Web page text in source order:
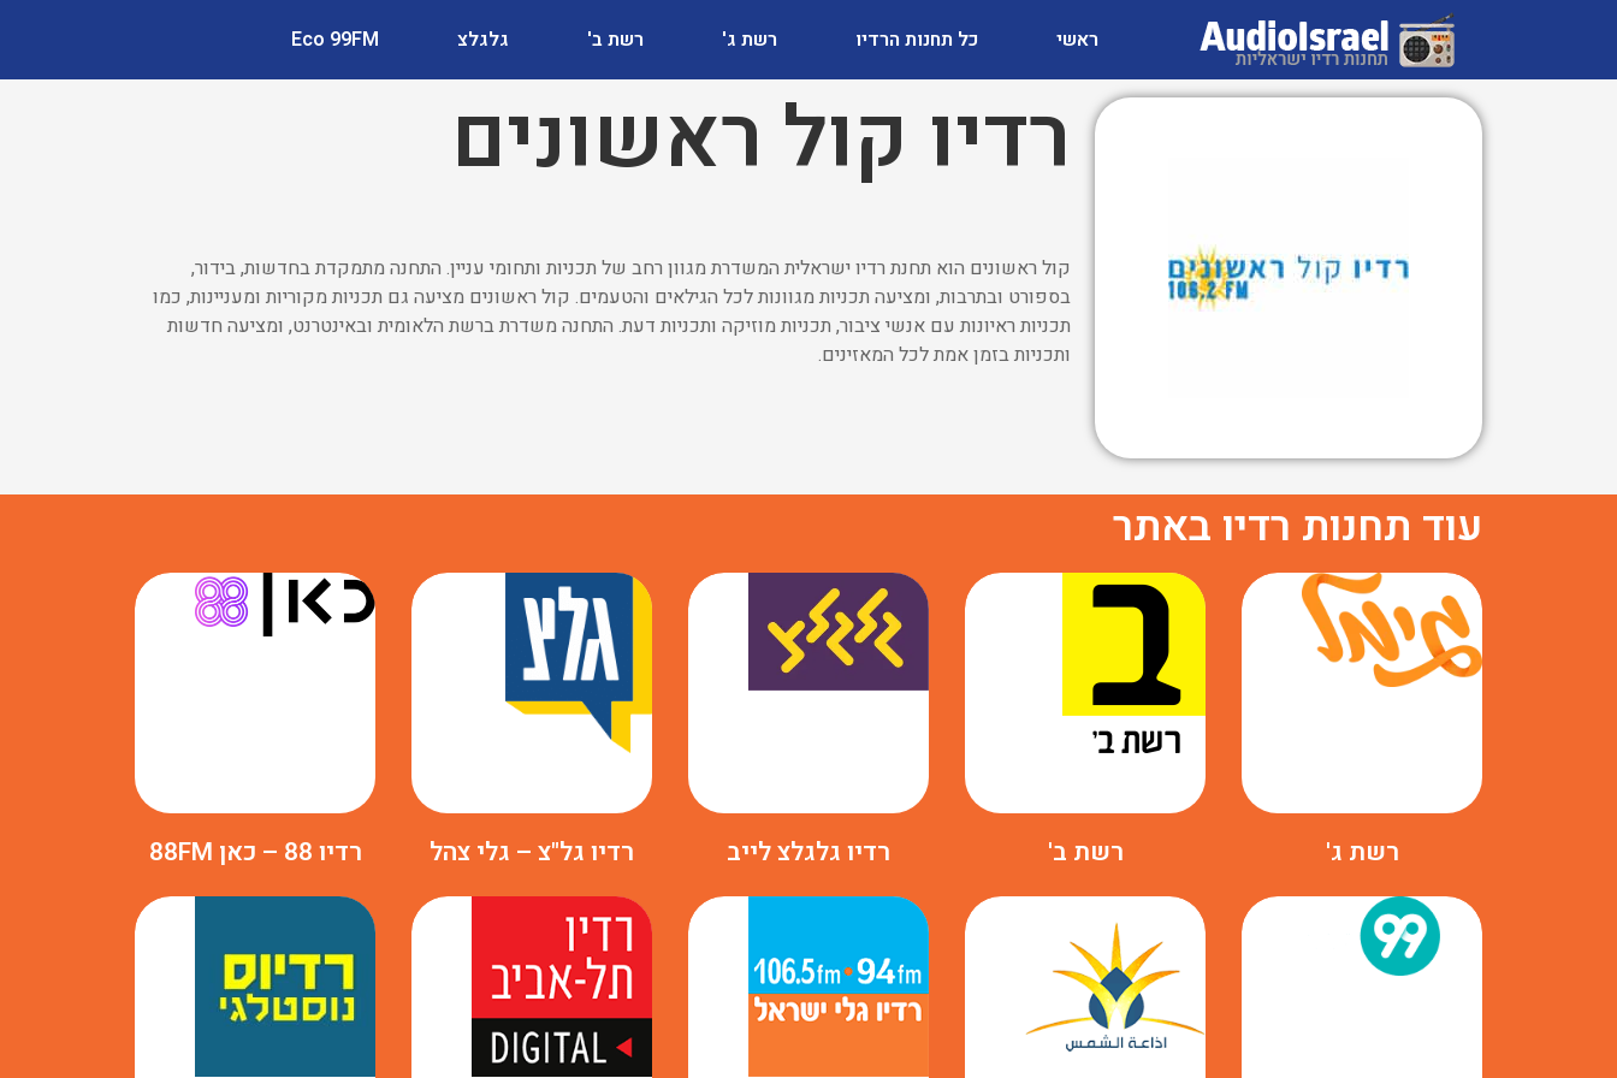
ראשי כל תחנות הרדיו רשת ג' רשת ב' גלגלצ Eco 99FM
רדיו קול ראשונים
קול ראשונים הוא תחנת רדיו ישראלית המשדרת מגוון רחב של תכניות ותחומי עניין. התחנה מתמקדת בחדשות, בידור,
בספורט ובתרבות, ומציעה תכניות מגוונות לכל הגילאים והטעמים. קול ראשונים מציעה גם תכניות מקוריות ומעניינות, כמו
תכניות ראיונות עם אנשי ציבור, תכניות מוזיקה ותכניות דעת. התחנה משדרת ברשת הלאומית ובאינטרנט, ומציעה חדשות
ותכניות בזמן אמת לכל המאזינים.
עוד תחנות רדיו באתר
רשת ג' רשת ב' רדיו גלגלצ לייב רדיו גל"צ – גלי צהל רדיו 88 – כאן 88FM